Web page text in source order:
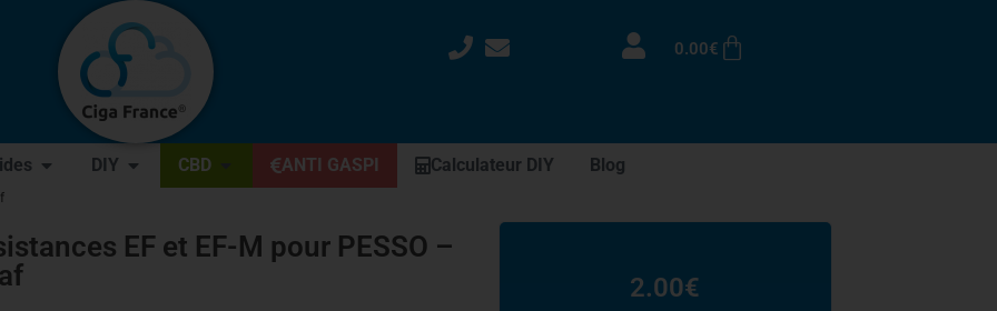
0.00€
DIY CBD ANTI GASPI Calculateur DIY Blog
EF et EF-M pour PESSO –
2.00€